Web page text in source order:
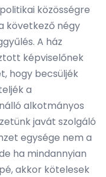
közösségre
következő négy
A ház
képviselőnek
hogy becsüljék
a
alkotmányos
javát szolgáló
egysége nem a
ha mindannyian
akkor kötelesek